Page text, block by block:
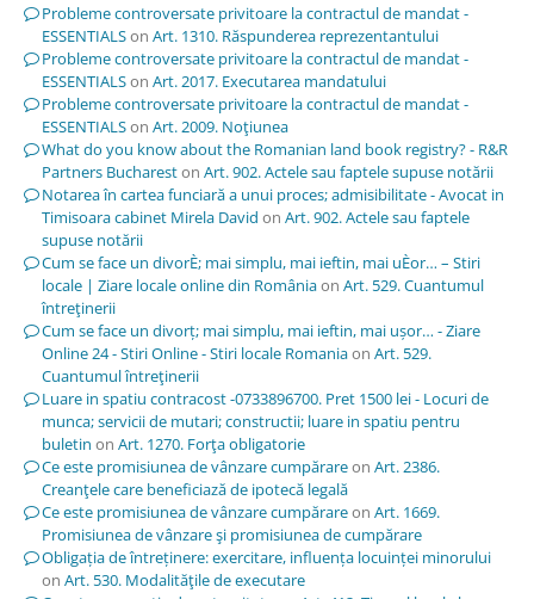
Probleme controversate privitoare la contractul de mandat -
ESSENTIALSon Art. 1310. Răspunderea reprezentantului
Probleme controversate privitoare la contractul de mandat -
ESSENTIALSon Art. 2017. Executarea mandatului
Probleme controversate privitoare la contractul de mandat -
ESSENTIALSon Art. 2009. Noţiunea
What do you know about the Romanian land book registry? - R&R
Partners Buchareston Art. 902. Actele sau faptele supuse notării
Notarea în cartea funciară a unui proces; admisibilitate - Avocat in
Timisoara cabinet Mirela David on Art. 902. Actele sau faptele
supuse notării
Cum se face un divorÈ; mai simplu, mai ieftin, mai uÈor… – Stiri
locale | Ziare locale online din Româniaon Art. 529. Cuantumul
întreţinerii
Cum se face un divorț; mai simplu, mai ieftin, mai ușor… - Ziare
Online 24 - Stiri Online - Stiri locale Romaniaon Art. 529.
Cuantumul întreţinerii
Luare in spatiu contracost -0733896700. Pret 1500 lei - Locuri de
munca; servicii de mutari; constructii; luare in spatiu pentru
buletin on Art. 1270. Forţa obligatorie
Ce este promisiunea de vânzare cumpărareon Art. 2386.
Creanţele care beneficiază de ipotecă legală
Ce este promisiunea de vânzare cumpărareon Art. 1669.
Promisiunea de vânzare şi promisiunea de cumpărare
Obligația de întreținere: exercitare, influența locuinței minorului
on Art. 530. Modalităţile de executare